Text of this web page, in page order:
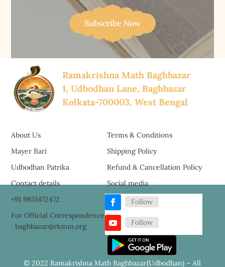
Subscribe Now
Ramakrishna Math Baghbazar
1, Udbodhan Lane, Baghbazar
Kolkata-700003, West Bengal
About Us
Mayer Bari
Udbodhan Patrika
Terms & Conditions
Shipping Policy
Refund & Cancellation Policy
Contact details
+91 9851472472
For Official Correspondence
: baghbazar@rkmm.org
Social media
Follow
Follow
© 2022 Ramakrishna Math Baghbazar(Udbodhan) – All